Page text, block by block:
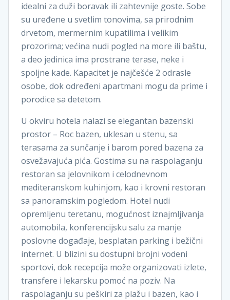
idealni za duži boravak ili zahtevnije goste. Sobe
su uređene u svetlim tonovima, sa prirodnim
drvetom, mermernim kupatilima i velikim
prozorima; većina nudi pogled na more ili baštu,
a deo jedinica ima prostrane terase, neke i
spoljne kade. Kapacitet je najčešće 2 odrasle
osobe, dok određeni apartmani mogu da prime i
porodice sa detetom.
U okviru hotela nalazi se elegantan bazenski
prostor – Roc bazen, uklesan u stenu, sa
terasama za sunčanje i barom pored bazena za
osvežavajuća pića. Gostima su na raspolaganju
restoran sa jelovnikom i celodnevnom
mediteranskom kuhinjom, kao i krovni restoran
sa panoramskim pogledom. Hotel nudi
opremljenu teretanu, mogućnost iznajmljivanja
automobila, konferencijsku salu za manje
poslovne događaje, besplatan parking i bežični
internet. U blizini su dostupni brojni vodeni
sportovi, dok recepcija može organizovati izlete,
transfere i lekarsku pomoć na poziv. Na
raspolaganju su peškiri za plažu i bazen, kao i